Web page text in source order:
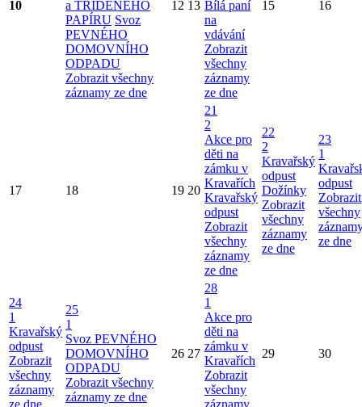
10
a TŘÍDĚNÉHO
PAPÍRU Svoz
PEVNÉHO
DOMOVNÍHO
ODPADU
Zobrazit všechny
záznamy ze dne
12 13 Bílá paní
na
vdávání
Zobrazit
všechny
záznamy
ze dne
15 16
17 18 19 20
21
2
Akce pro
děti na
zámku v
Kravařích
Kravařský
odpust
Zobrazit
všechny
záznamy
ze dne
22
2
Kravařský
odpust
Dožínky
Zobrazit
všechny
záznamy
ze dne
23
1
odpust
Zobrazit
všechny
ze dne
24
1
Kravařský
odpust
Zobrazit
všechny
záznamy
ze dne
25
1
Svoz PEVNÉHO
DOMOVNÍHO
ODPADU
Zobrazit všechny
záznamy ze dne
26 27
28
1
Akce pro
děti na
zámku v
Kravařích
Zobrazit
všechny
záznamy
29 30